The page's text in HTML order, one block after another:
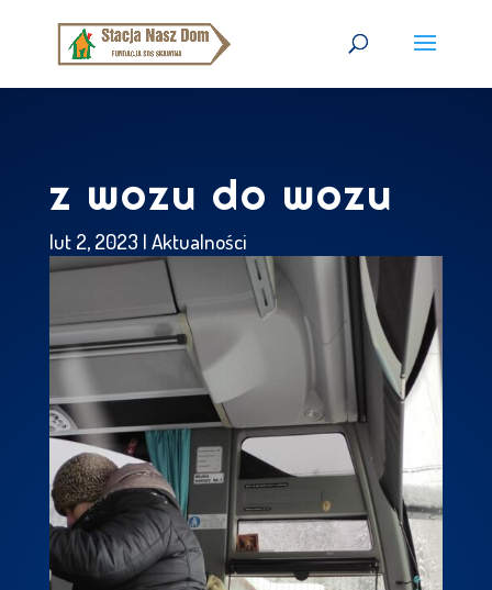
z wozu do wozu
lut 2, 2023 | Aktualności